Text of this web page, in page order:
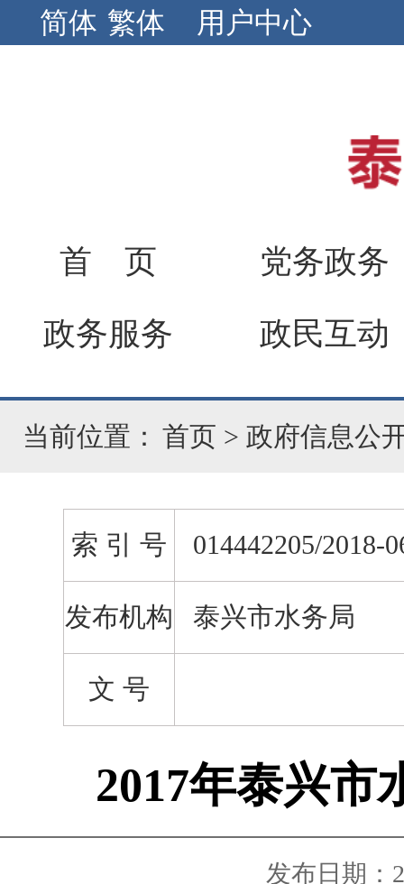
简体 繁体 用户中心
首 页
党务政务
政务服务
政民互动
当前位置： 首页 > 政府信息公
索 引 号 014442205/2018-
发布机构 泰兴市水务局
文 号
2017年泰兴市
发布日期：